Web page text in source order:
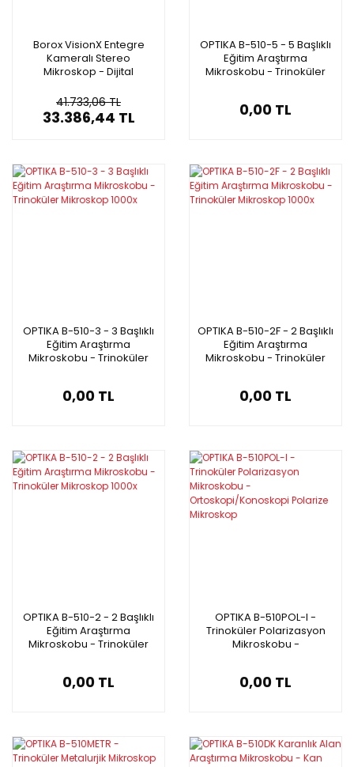
Borox VisionX Entegre
Kameralı Stereo
Mikroskop - Dijital
41.733,06 TL
33.386,44 TL
OPTIKA B-510-5 - 5 Başlıklı
Eğitim Araştırma
Mikroskobu - Trinoküler
0,00 TL
OPTIKA B-510-3 - 3 Başlıklı
Eğitim Araştırma
Mikroskobu - Trinoküler
0,00 TL
OPTIKA B-510-2F - 2 Başlıklı
Eğitim Araştırma
Mikroskobu - Trinoküler
0,00 TL
OPTIKA B-510-2 - 2 Başlıklı
Eğitim Araştırma
Mikroskobu - Trinoküler
0,00 TL
OPTIKA B-510POL-I -
Trinoküler Polarizasyon
Mikroskobu -
0,00 TL